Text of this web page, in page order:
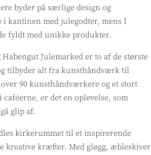
byder på særlige design og
i kantinen med julegodter, mens I
fyldt med unikke produkter.
Julemarked er to af de største
tilbyder alt fra kunsthåndværk til
90 kunsthåndværkere og et stort
er det en oplevelse, som
glip af.
kirkerummet til et inspirerende
kreative kræfter. Med gløgg, æbleskiver